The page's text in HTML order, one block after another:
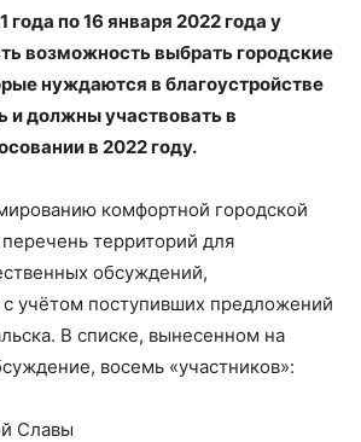
года по 16 января 2022 года у
возможность выбрать городские
нуждаются в благоустройстве
и должны участвовать в
в 2022 году.
комфортной городской
территорий для
обсуждений,
учётом поступивших предложений
В списке, вынесенном на
восемь «участников»:
Славы